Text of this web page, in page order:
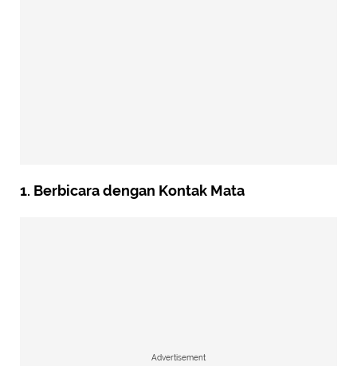
1. Berbicara dengan Kontak Mata
Advertisement